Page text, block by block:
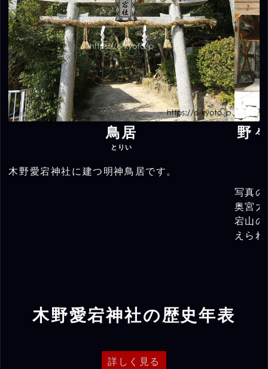
鳥居
とりい
木野愛宕神社に建つ明神鳥居です。
野
写真
奥宮
宕山
えら
木野愛宕神社の歴史年表
詳しく見る